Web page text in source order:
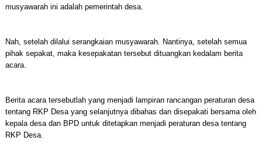
musyawarah ini adalah pemerintah desa.
Nah, setelah dilalui serangkaian musyawarah. Nantinya, setelah semua
pihak sepakat, maka kesepakatan tersebut dituangkan kedalam berita
acara.
Berita acara tersebutlah yang menjadi lampiran rancangan peraturan desa
tentang RKP Desa yang selanjutnya dibahas dan disepakati bersama oleh
kepala desa dan BPD untuk ditetapkan menjadi peraturan desa tentang
RKP Desa.